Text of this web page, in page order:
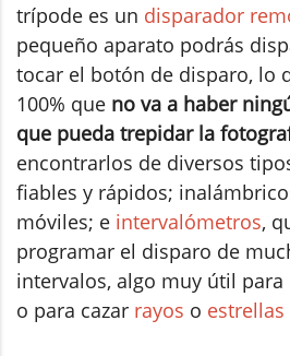
trípode es un disparador
pequeño aparato podrás
tocar el botón de disparo, lo
100% que no va a haber
que pueda trepidar la
encontrarlos de diversos
fiables y rápidos;
móviles; e intervalómetros,
programar el disparo de
intervalos, algo muy útil para
o para cazar rayos o estrellas